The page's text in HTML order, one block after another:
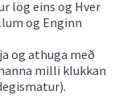
lög eins og Hver
og Enginn
og athuga með
milli klukkan